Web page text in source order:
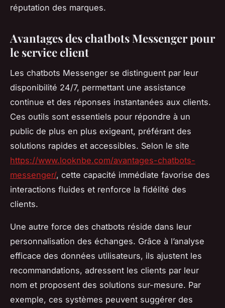
réputation des marques.
Avantages des chatbots Messenger pour
le service client
Les chatbots Messenger se distinguent par leur
disponibilité 24/7, permettant une assistance
continue et des réponses instantanées aux clients.
Ces outils sont essentiels pour répondre à un
public de plus en plus exigeant, préférant des
solutions rapides et accessibles. Selon le site
https://www.looknbe.com/avantages-chatbots-
messenger/, cette capacité immédiate favorise des
interactions fluides et renforce la fidélité des
clients.
Une autre force des chatbots réside dans leur
personnalisation des échanges. Grâce à l’analyse
efficace des données utilisateurs, ils ajustent les
recommandations, adressent les clients par leur
nom et proposent des solutions sur-mesure. Par
exemple, ces systèmes peuvent suggérer des